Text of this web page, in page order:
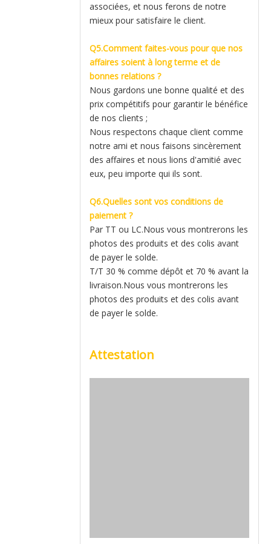
associées, et nous ferons de notre
mieux pour satisfaire le client.
Q5.Comment faites-vous pour que nos
affaires soient à long terme et de
bonnes relations ?
Nous gardons une bonne qualité et des
prix compétitifs pour garantir le bénéfice
de nos clients ;
Nous respectons chaque client comme
notre ami et nous faisons sincèrement
des affaires et nous lions d'amitié avec
eux, peu importe qui ils sont.
Q6.Quelles sont vos conditions de
paiement ?
Par TT ou LC.Nous vous montrerons les
photos des produits et des colis avant
de payer le solde.
T/T 30 % comme dépôt et 70 % avant la
livraison.Nous vous montrerons les
photos des produits et des colis avant
de payer le solde.
Attestation